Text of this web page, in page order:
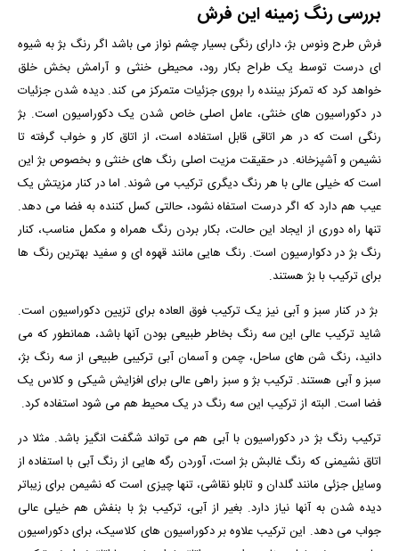
بررسی رنگ زمینه این فرش
فرش طرح ونوس بژ، دارای رنگی بسیار چشم نواز می­ باشد اگر رنگ بژ به شیوه
ای درست توسط یک طراح بکار رود، محیطی خنثی و آرامش بخش خلق
خواهد کرد که تمرکز بیننده را بروی جزئیات متمرکز می کند. دیده شدن جزئیات
در دکوراسیون های خنثی، عامل اصلی خاص شدن یک دکوراسیون است. بژ
رنگی است که در هر اتاقی قابل استفاده است، از اتاق کار و خواب گرفته تا
نشیمن و آشپزخانه. در حقیقت مزیت اصلی رنگ های خنثی و بخصوص بژ این
است که خیلی عالی با هر رنگ دیگری ترکیب می شوند. اما در کنار مزیتش یک
عیب هم دارد که اگر درست استفاه نشود، حالتی کسل کننده به فضا می دهد.
تنها راه دوری از ایجاد این حالت، بکار بردن رنگ همراه و مکمل مناسب، کنار
رنگ بژ در دکوارسیون است. رنگ هایی مانند قهوه ای و سفید بهترین رنگ ها
برای ترکیب با بژ هستند.
بژ در کنار سبز و آبی نیز یک ترکیب فوق العاده برای تزیین دکوراسیون است.
شاید ترکیب عالی این سه رنگ بخاطر طبیعی بودن آنها باشد، همانطور که می
دانید، رنگ شن های ساحل، چمن و آسمان آبی ترکیبی طبیعی از سه رنگ بژ،
سبز و آبی هستند. ترکیب بژ و سبز راهی عالی برای افزایش شیکی و کلاس یک
فضا است. البته از ترکیب این سه رنگ در یک محیط هم می شود استفاده کرد.
ترکیب رنگ بژ در دکوراسیون با آبی هم می تواند شگفت انگیز باشد. مثلا در
اتاق نشیمنی که رنگ غالبش بژ است، آوردن رگه هایی از رنگ آبی با استفاده از
وسایل جزئی مانند گلدان و تابلو نقاشی، تنها چیزی است که نشیمن برای زیباتر
دیده شدن به آنها نیاز دارد. بغیر از آبی، ترکیب بژ با بنفش هم خیلی عالی
جواب می دهد. این ترکیب علاوه بر دکوراسیون های کلاسیک، برای دکوراسیون